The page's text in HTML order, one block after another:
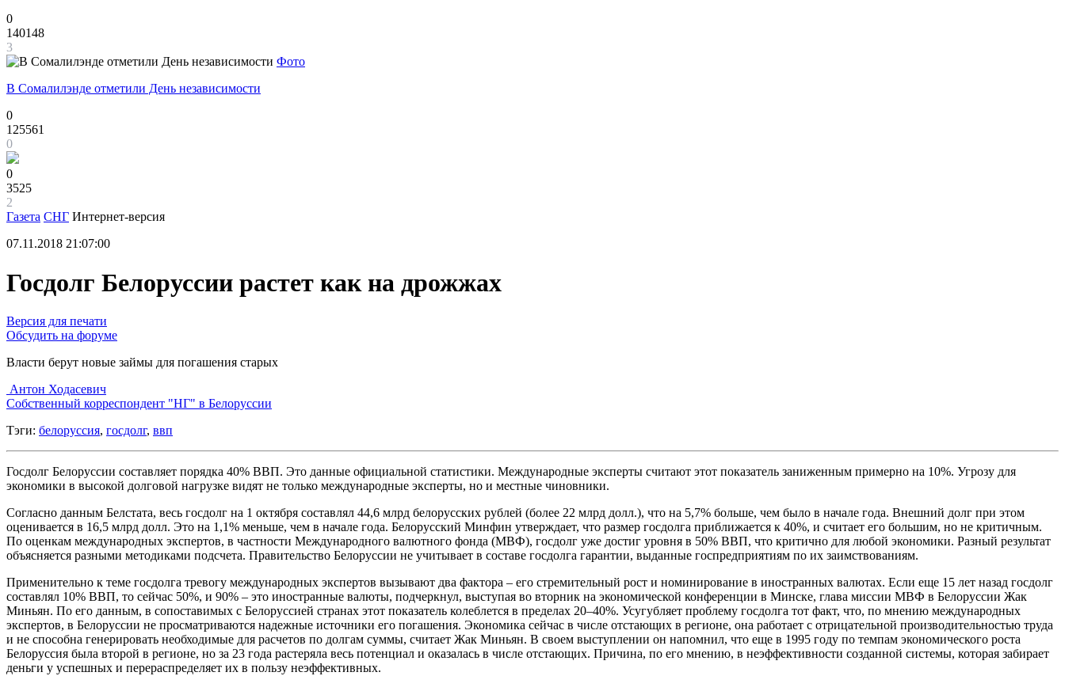
0
140148
3
Фото
В Сомалилэнде отметили День независимости
0
125561
0
0
3525
2
Газета СНГ Интернет-версия
07.11.2018 21:07:00
Госдолг Белоруссии растет как на дрожжах
Версия для печати
Обсудить на форуме
Власти берут новые займы для погашения старых
Антон Ходасевич
Cобственный корреспондент "НГ" в Белоруссии
Тэги: белоруссия, госдолг, ввп
Госдолг Белоруссии составляет порядка 40% ВВП. Это данные официальной статистики. Международные эксперты считают этот показатель заниженным примерно на 10%. Угрозу для
экономики в высокой долговой нагрузке видят не только международные эксперты, но и местные чиновники.
Согласно данным Белстата, весь госдолг на 1 октября составлял 44,6 млрд белорусских рублей (более 22 млрд долл.), что на 5,7% больше, чем было в начале года. Внешний долг при этом
оценивается в 16,5 млрд долл. Это на 1,1% меньше, чем в начале года. Белорусский Минфин утверждает, что размер госдолга приближается к 40%, и считает его большим, но не критичным.
По оценкам международных экспертов, в частности Международного валютного фонда (МВФ), госдолг уже достиг уровня в 50% ВВП, что критично для любой экономики. Разный результат
объясняется разными методиками подсчета. Правительство Белоруссии не учитывает в составе госдолга гарантии, выданные госпредприятиям по их заимствованиям.
Применительно к теме госдолга тревогу международных экспертов вызывают два фактора – его стремительный рост и номинирование в иностранных валютах. Если еще 15 лет назад госдолг
составлял 10% ВВП, то сейчас 50%, и 90% – это иностранные валюты, подчеркнул, выступая во вторник на экономической конференции в Минске, глава миссии МВФ в Белоруссии Жак
Миньян. По его данным, в сопоставимых с Белоруссией странах этот показатель колеблется в пределах 20–40%. Усугубляет проблему госдолга тот факт, что, по мнению международных
экспертов, в Белоруссии не просматриваются надежные источники его погашения. Экономика сейчас в числе отстающих в регионе, она работает с отрицательной производительностью труда
и не способна генерировать необходимые для расчетов по долгам суммы, считает Жак Миньян. В своем выступлении он напомнил, что еще в 1995 году по темпам экономического роста
Белоруссия была второй в регионе, но за 23 года растеряла весь потенциал и оказалась в числе отстающих. Причина, по его мнению, в неэффективности созданной системы, которая забирает
деньги у успешных и перераспределяет их в пользу неэффективных.